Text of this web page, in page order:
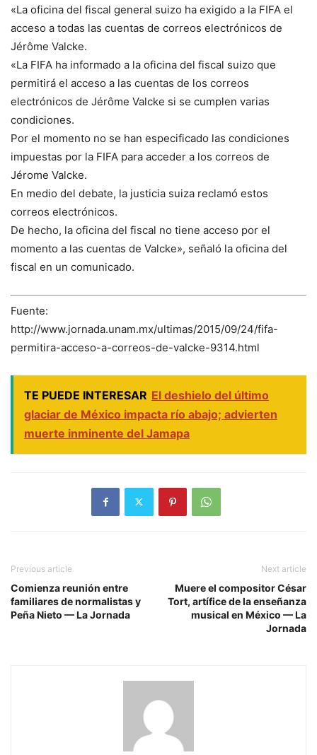
«La oficina del fiscal general suizo ha exigido a la FIFA el
acceso a todas las cuentas de correos electrónicos de
Jérôme Valcke.
«La FIFA ha informado a la oficina del fiscal suizo que
permitirá el acceso a las cuentas de los correos
electrónicos de Jérôme Valcke si se cumplen varias
condiciones.
Por el momento no se han especificado las condiciones
impuestas por la FIFA para acceder a los correos de
Jérome Valcke.
En medio del debate, la justicia suiza reclamó estos
correos electrónicos.
De hecho, la oficina del fiscal no tiene acceso por el
momento a las cuentas de Valcke», señaló la oficina del
fiscal en un comunicado.
Fuente:
http://www.jornada.unam.mx/ultimas/2015/09/24/fifa-
permitira-acceso-a-correos-de-valcke-9314.html
TE PUEDE INTERESAR El deshielo del último
glaciar de México impacta río abajo; advierten
muerte inminente del Jamapa
Previous article
Comienza reunión entre
familiares de normalistas y
Peña Nieto — La Jornada
Next article
Muere el compositor César
Tort, artífice de la enseñanza
musical en México — La
Jornada